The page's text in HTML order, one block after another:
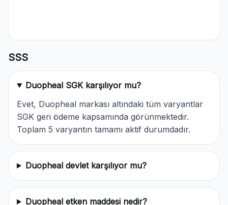
SSS
Duopheal SGK karşılıyor mu?
Evet, Duopheal markası altındaki tüm varyantlar
SGK geri ödeme kapsamında görünmektedir.
Toplam 5 varyantın tamamı aktif durumdadır.
Duopheal devlet karşılıyor mu?
Duopheal etken maddesi nedir?